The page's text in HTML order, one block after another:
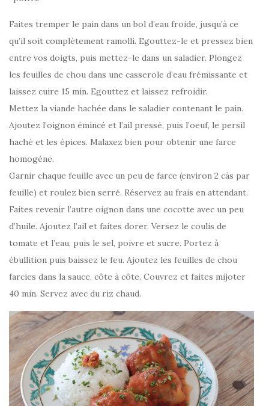
Faites tremper le pain dans un bol d’eau froide, jusqu’à ce
qu’il soit complètement ramolli. Egouttez-le et pressez bien
entre vos doigts, puis mettez-le dans un saladier. Plongez
les feuilles de chou dans une casserole d’eau frémissante et
laissez cuire 15 min. Egouttez et laissez refroidir.
Mettez la viande hachée dans le saladier contenant le pain.
Ajoutez l’oignon émincé et l’ail pressé, puis l’oeuf, le persil
haché et les épices. Malaxez bien pour obtenir une farce
homogène.
Garnir chaque feuille avec un peu de farce (environ 2 càs par
feuille) et roulez bien serré. Réservez au frais en attendant.
Faites revenir l’autre oignon dans une cocotte avec un peu
d’huile. Ajoutez l’ail et faites dorer. Versez le coulis de
tomate et l’eau, puis le sel, poivre et sucre. Portez à
ébullition puis baissez le feu. Ajoutez les feuilles de chou
farcies dans la sauce, côte à côte. Couvrez et faites mijoter
40 min. Servez avec du riz chaud.